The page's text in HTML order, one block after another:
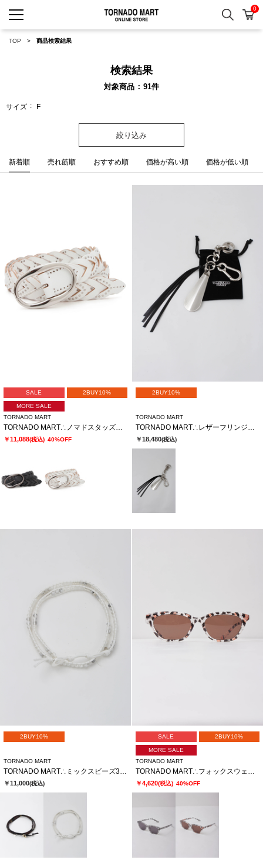
検索 カ
0
TOP 商品検索結果
検索結果
対象商品 91件
サイズ F
絞り込み
新着順 売れ筋順 おすすめ順 価格が高い順 価格が低い順
SALE 2BUY10%
MORE SALE
TORNADO MART
￥11,088(税込) 40%OFF
2BUY10%
TORNADO MART
￥18,480(税込)
2BUY10%
TORNADO MART
TORNADO MART∴ミックスビーズ3連ラップブレス
￥11,000(税込)
SALE 2BUY10%
MORE SALE
TORNADO MART
TORNADO MART∴フォックスウェリントンサングラス
￥4,620(税込) 40%OFF